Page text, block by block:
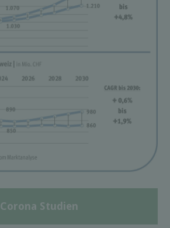
Corona Studien